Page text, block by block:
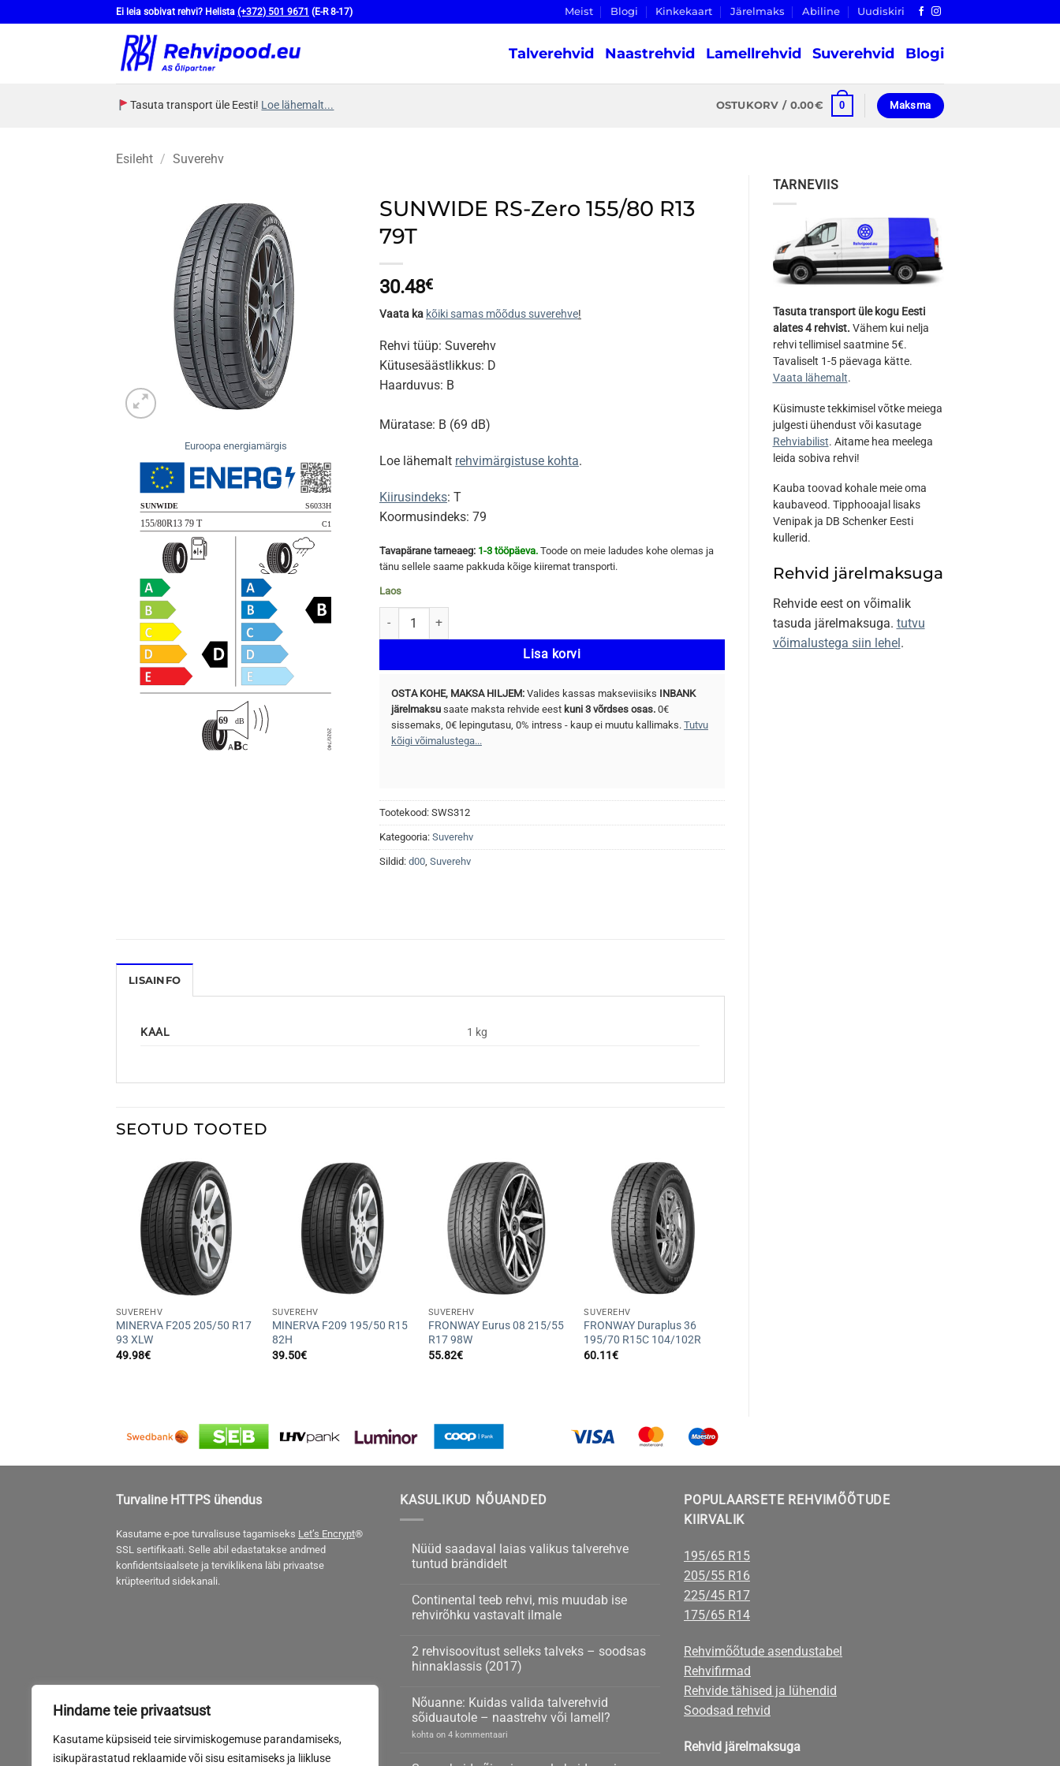
Hindame teie privaatsust
Kasutame küpsiseid teie sirvimiskogemuse parandamiseks,
isikupärastatud reklaamide või sisu esitamiseks ja liikluse
to
Ei leia sobivat rehvi? Helista (+372) 501 9671 (E-R 8-17) Meist Blogi Kinkekaart Järelmaks Abiline Uudiskiri
Talverehvid Naastrehvid Lamellrehvid Suverehvid Blogi
Tasuta transport üle Eesti! Loe lähemalt... OSTUKORV / 0.00€ 0 Maksma
Esileht / Suverehv
TARNEVIIS
Tasuta transport üle kogu Eesti
alates 4 rehvist. Vähem kui nelja
rehvi tellimisel saatmine 5€.
Tavaliselt 1-5 päevaga kätte.
Vaata lähemalt.
Küsimuste tekkimisel võtke meiega
julgesti ühendust või kasutage
Rehviabilist. Aitame hea meelega
leida sobiva rehvi!
Kauba toovad kohale meie oma
kaubaveod. Tipphooajal lisaks
Venipak ja DB Schenker Eesti
kullerid.
Rehvid järelmaksuga
Rehvide eest on võimalik
tasuda järelmaksuga. tutvu
võimalustega siin lehel.
Euroopa energiamärgis
SUNWIDE RS-Zero 155/80 R13
79T
30.48€
Vaata ka kõiki samas mõõdus suverehve!
Rehvi tüüp: Suverehv
Kütusesäästlikkus: D
Haarduvus: B
Müratase: B (69 dB)
Loe lähemalt rehvimärgistuse kohta.
Kiirusindeks: T
Koormusindeks: 79
Tavapärane tarneaeg: 1-3 tööpäeva.Toode on meie ladudes kohe olemas ja
tänu sellele saame pakkuda kõige kiiremat transporti.
Laos
SUNWIDE RS-Zero 155/80 R13 79T kogus
Lisa korvi
OSTA KOHE, MAKSA HILJEM:Valides kassas makseviisiks INBANK
järelmaksusaate maksta rehvide eest kuni 3 võrdses osas.0€
sissemaks, 0€ lepingutasu, 0% intress - kaup ei muutu kallimaks. Tutvu
kõigi võimalustega...
Tootekood: SWS312
Kategooria: Suverehv
Sildid: d00, Suverehv
LISAINFO
KAAL 1 kg
SEOTUD TOOTED
SUVEREHV
MINERVA F205 205/50 R17
93 XLW
49.98€
SUVEREHV
MINERVA F209 195/50 R15
82H
39.50€
SUVEREHV
FRONWAY Eurus 08 215/55
R17 98W
55.82€
SUVEREHV
FRONWAY Duraplus 36
195/70 R15C 104/102R
60.11€
Turvaline HTTPS ühendus
Kasutame e-poe turvalisuse tagamiseks Let’s Encrypt®
SSL sertifikaati. Selle abil edastatakse andmed
konfidentsiaalsete ja terviklikena läbi privaatse
krüpteeritud sidekanali.
KASULIKUD NÕUANDED
Nüüd saadaval laias valikus talverehve
tuntud brändidelt
laias
valikus
talverehve
ei
ole
Continental teeb rehvi, mis muudab ise
rehvirõhku vastavalt ilmale
rehvi,
mis
muudab
vastavalt
ilmale
ei
ole
2 rehvisoovitust selleks talveks – soodsas
hinnaklassis (2017)
selleks
talveks
–
soodsas
ei
ole
Nõuanne: Kuidas valida talverehvid
sõiduautole – naastrehv või lamell?
Nõuanne:
kohta on 4 kommentaari
POPULAARSETE REHVIMÕÕTUDE
KIIRVALIK
195/65 R15
205/55 R16
225/45 R17
175/65 R14
Rehvimõõtude asendustabel
Rehvifirmad
Rehvide tähised ja lühendid
Soodsad rehvid
Rehvid järelmaksuga